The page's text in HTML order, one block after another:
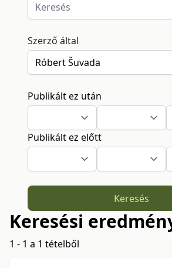
Szerző által
Publikált ez után
Publikált ez előtt
Keresés
Keresési
1 - 1 a 1 tételből